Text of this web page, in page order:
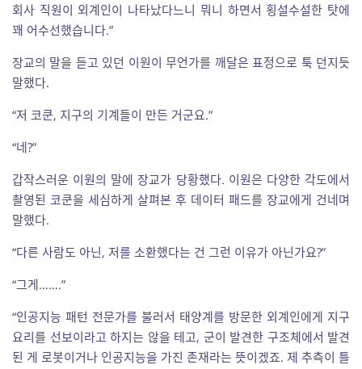
회사 직원이 외계인이 나타났다느니 뭐니 하면서 횡설수설한 탓에
꽤 어수선했습니다.”
장교의 말을 듣고 있던 이원이 무언가를 깨달은 표정으로 툭 던지듯
말했다.
“저 코쿤, 지구의 기계들이 만든 거군요.”
“네?”
갑작스러운 이원의 말에 장교가 당황했다. 이원은 다양한 각도에서
촬영된 코쿤을 세심하게 살펴본 후 데이터 패드를 장교에게 건네며
말했다.
“다른 사람도 아닌, 저를 소환했다는 건 그런 이유가 아닌가요?”
“그게…….”
“인공지능 패턴 전문가를 불러서 태양계를 방문한 외계인에게 지구
요리를 선보이라고 하지는 않을 테고, 군이 발견한 구조체에서 발견
된 게 로봇이거나 인공지능을 가진 존재라는 뜻이겠죠. 제 추측이 틀